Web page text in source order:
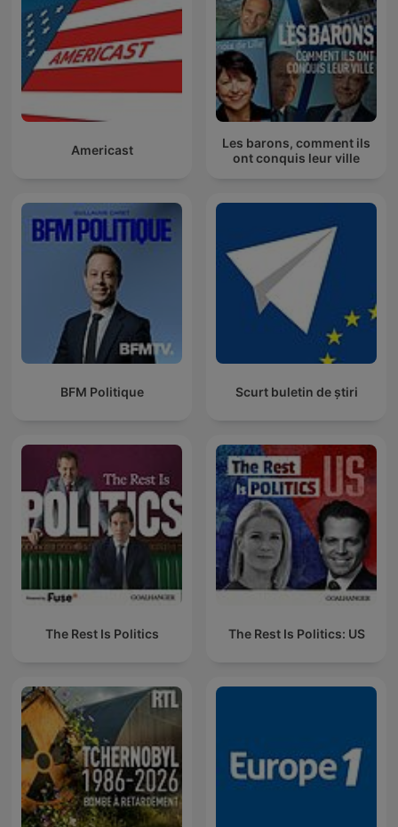
Americast
Les barons, comment ils
ont conquis leur ville
BFM Politique Scurt buletin de știri
The Rest Is Politics The Rest Is Politics: US